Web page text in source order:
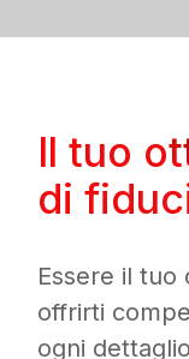
Il tuo
di
Essere il tuo
offrirti
ogni